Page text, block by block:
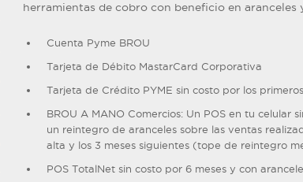
herramientas de cobro con beneficio en aranceles
Cuenta Pyme BROU
Tarjeta de Débito MastarCard Corporativa
Tarjeta de Crédito PYME sin costo por los
BROU A MANO Comercios: Un POS en tu celular
un reintegro de aranceles sobre las ventas
alta y los 3 meses siguientes (tope de reintegro
POS TotalNet sin costo por 6 meses y con